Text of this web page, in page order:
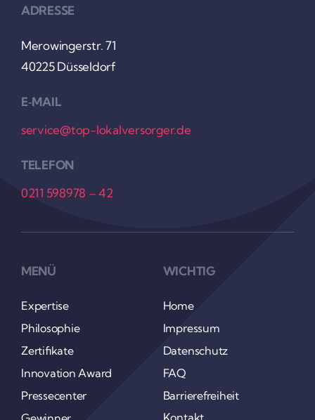
ADRESSE
Mero­win­gerstr. 71
40225 Düssel­dorf
E‑MAIL
service@top-lokalversorger.de
TELEFON
0211 598978 – 42
MENÜ
Exper­tise
Philo­so­phie
Zerti­fi­kate
Inno­va­tion Award
Pres­se­center
WICHTIG
Home
Impressum
Daten­schutz
FAQ
Barrie­re­frei­heit
Kontakt